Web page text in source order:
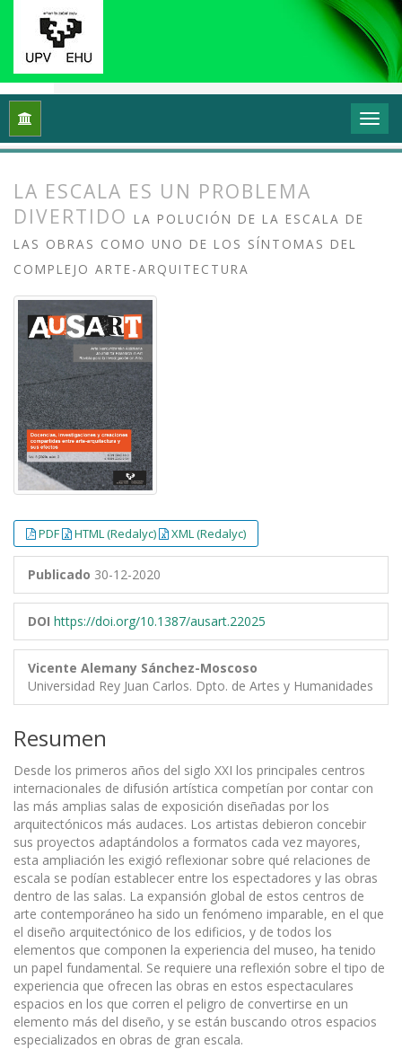
Inicio Vol. 8 Núm. 2 (2020): Docencias,
LA ESCALA ES UN PROBLEMA
DIVERTIDO LA POLUCIÓN DE LA ESCALA DE
LAS OBRAS COMO UNO DE LOS SÍNTOMAS DEL
COMPLEJO ARTE-ARQUITECTURA
PDF HTML (Redalyc) XML (Redalyc)
Publicado 30-12-2020
DOI https://doi.org/10.1387/ausart.22025
Vicente Alemany Sánchez-Moscoso
Universidad Rey Juan Carlos. Dpto. de Artes y Humanidades
Resumen
Desde los primeros años del siglo XXI los principales centros
internacionales de difusión artística competían por contar con
las más amplias salas de exposición diseñadas por los
arquitectónicos más audaces. Los artistas debieron concebir
sus proyectos adaptándolos a formatos cada vez mayores,
esta ampliación les exigió reflexionar sobre qué relaciones de
escala se podían establecer entre los espectadores y las obras
dentro de las salas. La expansión global de estos centros de
arte contemporáneo ha sido un fenómeno imparable, en el que
el diseño arquitectónico de los edificios, y de todos los
elementos que componen la experiencia del museo, ha tenido
un papel fundamental. Se requiere una reflexión sobre el tipo de
experiencia que ofrecen las obras en estos espectaculares
espacios en los que corren el peligro de convertirse en un
elemento más del diseño, y se están buscando otros espacios
especializados en obras de gran escala.